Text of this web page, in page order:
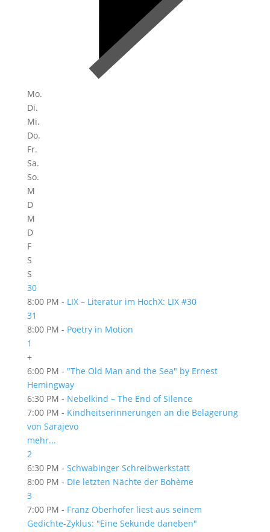
Mo.
Di.
Mi.
Do.
Fr.
Sa.
So.
M
D
M
D
F
S
S
30
8:00 PM - LIX – Literatur im HochX: LIX #30
31
8:00 PM - Poetry in Motion
1
+
6:00 PM - "The Old Man and the Sea" by Ernest
Hemingway
6:30 PM - Nebelkind – The End of Silence
7:00 PM - Kindheitserinnerungen an die Belagerung
von Sarajevo
mehr...
2
6:30 PM - Schwabinger Schreibwerkstatt
8:00 PM - Die letzten Nächte der Bohème
3
7:00 PM - Franz Oberhofer liest aus seinem
Gedichte-Zyklus: "Eine Sekunde daneben"